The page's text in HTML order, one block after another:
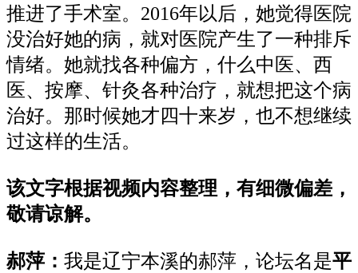
推进了手术室。2016年以后，她觉得医院
没治好她的病，就对医院产生了一种排斥
情绪。她就找各种偏方，什么中医、西
医、按摩、针灸各种治疗，就想把这个病
治好。那时候她才四十来岁，也不想继续
过这样的生活。
该文字根据视频内容整理，有细微偏差，
敬请谅解。
郝萍： 我是辽宁本溪的郝萍，论坛名是平